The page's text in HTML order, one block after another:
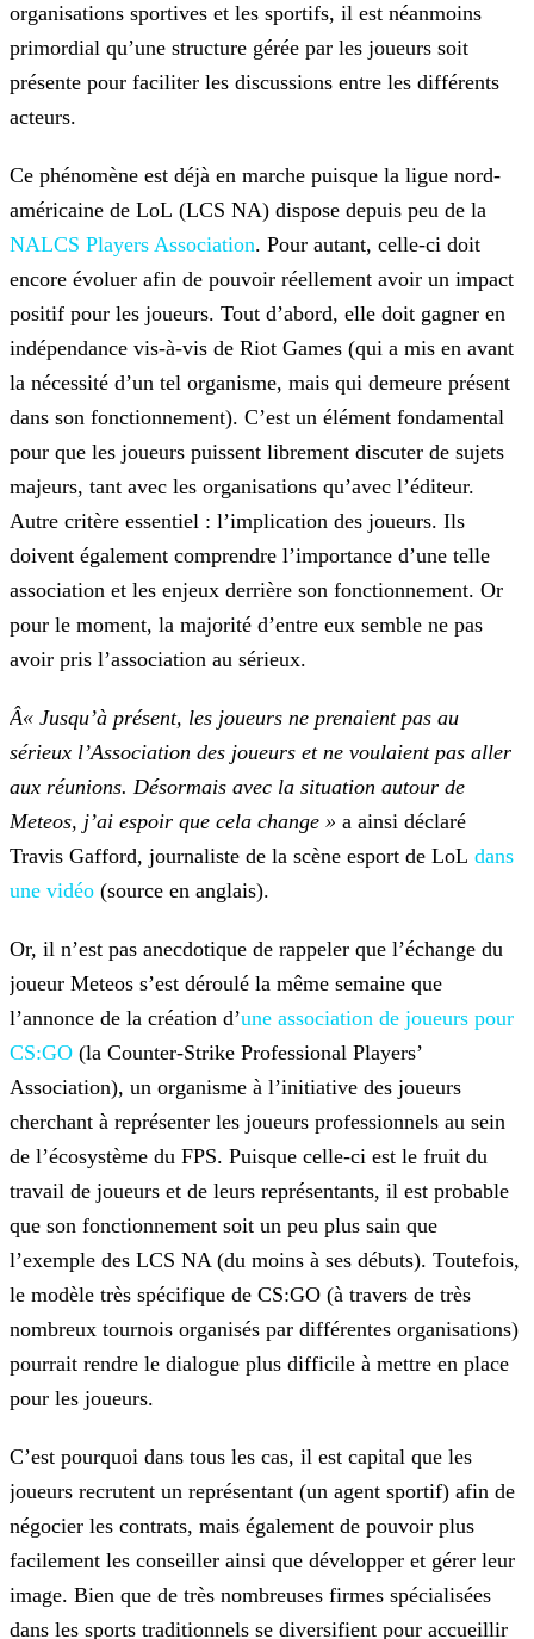
organisations sportives et les sportifs, il est néanmoins
primordial qu’une structure gérée par les joueurs soit
présente pour faciliter les discussions entre les différents
acteurs.
Ce phénomène est déjà en marche puisque la ligue nord-
américaine de LoL (LCS NA) dispose depuis peu de la
NALCS Players Association. Pour autant, celle-ci doit
encore évoluer afin de pouvoir réellement avoir un impact
positif pour les joueurs. Tout d’abord, elle doit gagner en
indépendance vis-à-vis de Riot Games (qui a mis en avant
la nécessité d’un tel organisme, mais qui demeure présent
dans son fonctionnement). C’est un élément fondamental
pour que les joueurs puissent librement discuter de sujets
majeurs, tant avec les organisations qu’avec l’éditeur.
Autre critère essentiel : l’implication des joueurs. Ils
doivent également comprendre l’importance d’une telle
association et les enjeux derrière son fonctionnement. Or
pour le moment, la majorité d’entre eux semble ne pas
avoir pris l’association au sérieux.
Â« Jusqu’à présent, les joueurs ne prenaient pas au
sérieux l’Association des joueurs et ne voulaient pas aller
aux réunions. Désormais avec la situation autour de
Meteos, j’ai espoir que cela change » a ainsi déclaré
Travis Gafford, journaliste de la scène esport de LoL dans
une vidéo (source en anglais).
Or, il n’est pas anecdotique de rappeler que l’échange du
joueur Meteos s’est déroulé la même semaine que
l’annonce de la création d’une association de joueurs pour
CS:GO (la Counter-Strike Professional Players’
Association), un organisme à l’initiative des joueurs
cherchant à représenter les joueurs professionnels au sein
de l’écosystème du FPS. Puisque celle-ci est le fruit du
travail de joueurs et de leurs représentants, il est probable
que son fonctionnement soit un peu plus sain que
l’exemple des LCS NA (du moins à ses débuts). Toutefois,
le modèle très spécifique de CS:GO (à travers de très
nombreux tournois organisés par différentes organisations)
pourrait rendre le dialogue plus difficile à mettre en place
pour les joueurs.
C’est pourquoi dans tous les cas, il est capital que les
joueurs recrutent un représentant (un agent sportif) afin de
négocier les contrats, mais également de pouvoir plus
facilement les conseiller ainsi que développer et gérer leur
image. Bien que de très nombreuses firmes spécialisées
dans les sports traditionnels se diversifient pour accueillir